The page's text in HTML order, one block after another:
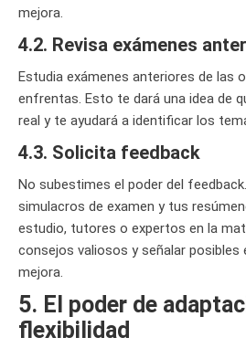
mejora.
4.2. Revisa exámenes
Estudia exámenes anteriores de las
enfrentas. Esto te dará una idea de
real y te ayudará a identificar los
4.3. Solicita feedback
No subestimes el poder del
simulacros de examen y tus
estudio, tutores o expertos en la
consejos valiosos y señalar posibles
mejora.
5. El poder de
flexibilidad